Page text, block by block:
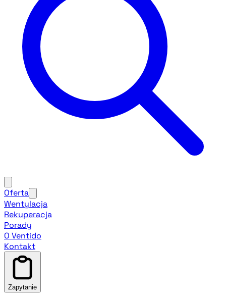
Oferta
Wentylacja
Rekuperacja
Porady
O Ventido
Kontakt
Zapytanie